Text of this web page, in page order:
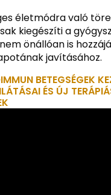
életmódra való
kiegészíti a
önállóan is
javításához.
BETEGSÉGEK
ÉS ÚJ